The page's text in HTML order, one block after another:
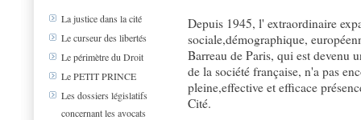
La justice dans la cité
Le curseur des libertés
Le périmètre du Droit
Le PETIT PRINCE
Les dossiers législatifs
concernant les avocats
Depuis 1945, l' extraordinaire
sociale,démographique,
Barreau de Paris, qui est devenu
de la société française, n'a pas
pleine,effective et efficace
Cité.